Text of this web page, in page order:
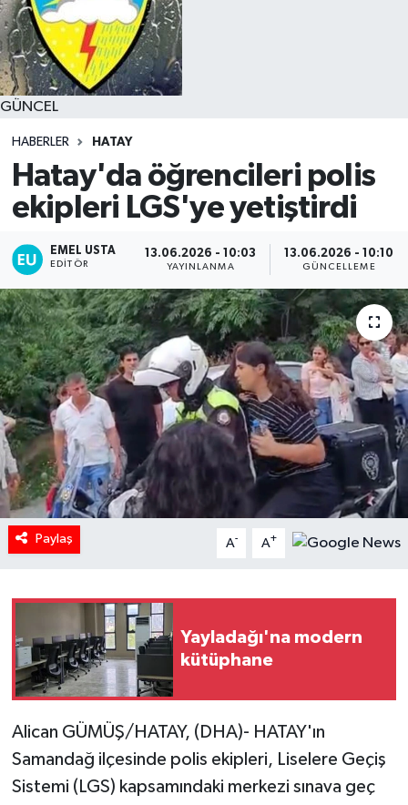
GÜNCEL
HABERLER HATAY
Hatay'da öğrencileri polis
ekipleri LGS'ye yetiştirdi
EMEL USTA
EDITÖR
13.06.2026 - 10:03
YAYINLANMA
13.06.2026 - 10:10
GÜNCELLEME
Paylaş A- A+
Yayladağı'na modern
kütüphane
Alican GÜMÜŞ/HATAY, (DHA)- HATAY'ın
Samandağ ilçesinde polis ekipleri, Liselere Geçiş
Sistemi (LGS) kapsamındaki merkezi sınava geç